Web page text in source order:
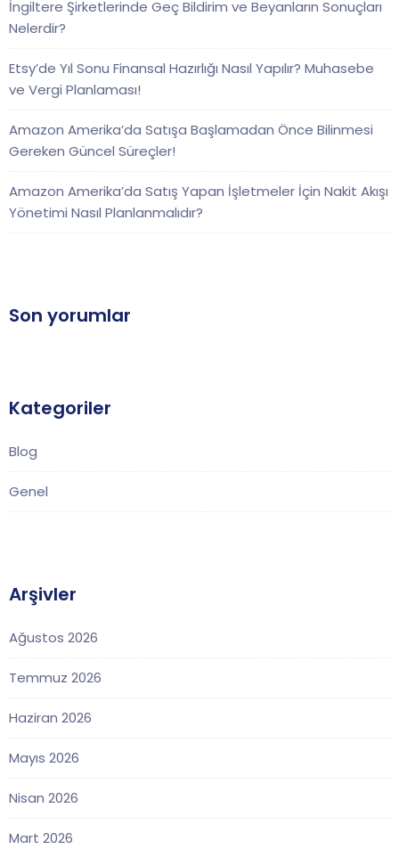
İngiltere Şirketlerinde Geç Bildirim ve Beyanların Sonuçları
Nelerdir?
Etsy’de Yıl Sonu Finansal Hazırlığı Nasıl Yapılır? Muhasebe
ve Vergi Planlaması!
Amazon Amerika’da Satışa Başlamadan Önce Bilinmesi
Gereken Güncel Süreçler!
Amazon Amerika’da Satış Yapan İşletmeler İçin Nakit Akışı
Yönetimi Nasıl Planlanmalıdır?
Son yorumlar
Kategoriler
Blog
Genel
Arşivler
Ağustos 2026
Temmuz 2026
Haziran 2026
Mayıs 2026
Nisan 2026
Mart 2026